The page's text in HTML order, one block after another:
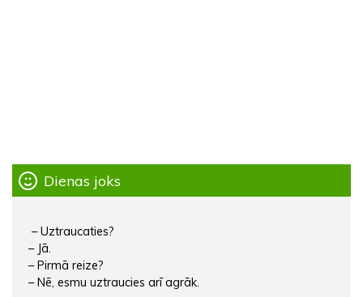
Dienas joks
– Uztraucaties?
– Jā.
– Pirmā reize?
– Nē, esmu uztraucies arī agrāk.